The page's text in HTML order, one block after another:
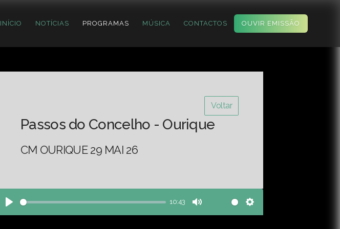
INÍCIO NOTÍCIAS PROGRAMAS MÚSICA CONTACTOS OUVIR EMISSÃO
Voltar
Passos do Concelho - Ourique
CM OURIQUE 29 MAI 26
Play
10:43
Mute Settings